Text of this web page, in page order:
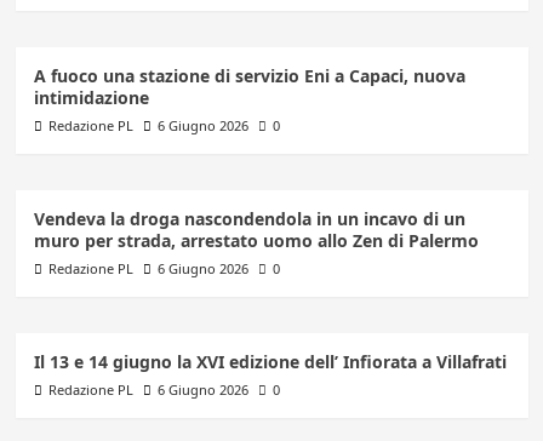
A fuoco una stazione di servizio Eni a Capaci, nuova
intimidazione
Redazione PL 6 Giugno 2026 0
Vendeva la droga nascondendola in un incavo di un
muro per strada, arrestato uomo allo Zen di Palermo
Redazione PL 6 Giugno 2026 0
Il 13 e 14 giugno la XVI edizione dell’ Infiorata a Villafrati
Redazione PL 6 Giugno 2026 0